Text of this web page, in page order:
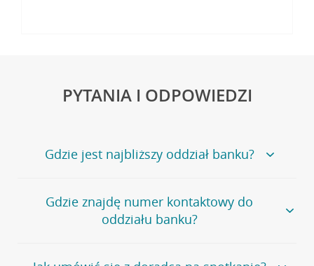
PYTANIA I ODPOWIEDZI
Gdzie jest najbliższy oddział banku?
Jeśli szukasz oddziału naszego banku, zapraszamy na
stronęPlacówki i bankomaty, na której znajduje się
wygodna wyszukiwarka.
oddziałów
Gdzie znajdę numer kontaktowy do
oddziału banku?
Bank Credit Agricole nie udostępnia ogólnego numeru